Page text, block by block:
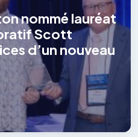
nommé lauréat
Scott
d’un nouveau